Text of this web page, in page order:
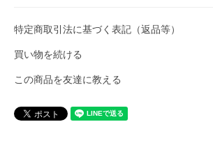
特定商取引法に基づく表記（返品等）
買い物を続ける
この商品を友達に教える